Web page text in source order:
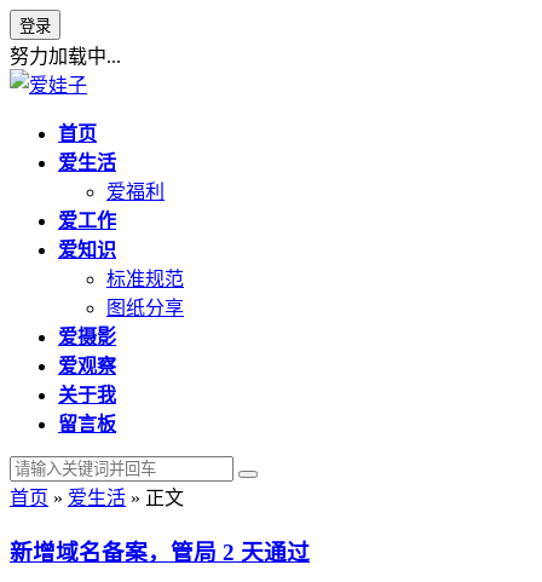
登录
努力加载中...
首页
爱生活
爱福利
爱工作
爱知识
标准规范
图纸分享
爱摄影
爱观察
关于我
留言板
首页 » 爱生活 » 正文
新增域名备案，管局 2 天通过